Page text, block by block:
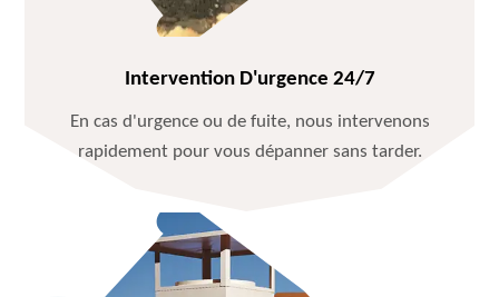
Intervention D'urgence 24/7
En cas d'urgence ou de fuite, nous intervenons
rapidement pour vous dépanner sans tarder.